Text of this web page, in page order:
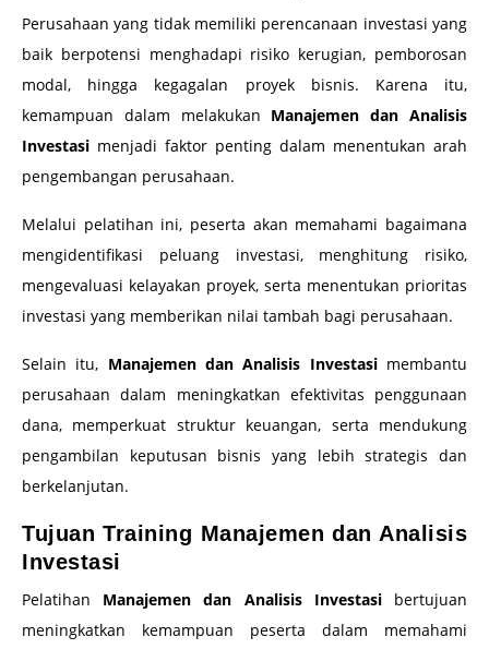
Perusahaan yang tidak memiliki perencanaan investasi yang
baik berpotensi menghadapi risiko kerugian, pemborosan
modal, hingga kegagalan proyek bisnis. Karena itu,
kemampuan dalam melakukan Manajemen dan Analisis
Investasi menjadi faktor penting dalam menentukan arah
pengembangan perusahaan.
Melalui pelatihan ini, peserta akan memahami bagaimana
mengidentifikasi peluang investasi, menghitung risiko,
mengevaluasi kelayakan proyek, serta menentukan prioritas
investasi yang memberikan nilai tambah bagi perusahaan.
Selain itu, Manajemen dan Analisis Investasimembantu
perusahaan dalam meningkatkan efektivitas penggunaan
dana, memperkuat struktur keuangan, serta mendukung
pengambilan keputusan bisnis yang lebih strategis dan
berkelanjutan.
Tujuan Training Manajemen dan Analisis
Investasi
Pelatihan Manajemen dan Analisis Investasibertujuan
meningkatkan kemampuan peserta dalam memahami